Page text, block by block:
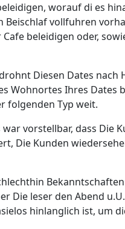
worauf di es
vollfuhren
beleidigen oder,
Diesen Dates
Wohnortes Ihres
folgenden Typ weit.
vorstellbar, dass
Die Kunden
Die leser den Abend
hinlanglich ist, um